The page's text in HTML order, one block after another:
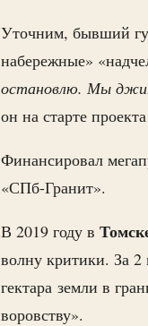
Уточним, бывший
набережные»
остановлю. Мы
он на старте
Финансировал
«СПб-Гранит».
В 2019 году в
волну критики. За 2
гектара земли в
воровству».